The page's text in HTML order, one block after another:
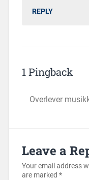
REPLY
1 Pingback
Overlever
Leave a
Your email address
are marked *